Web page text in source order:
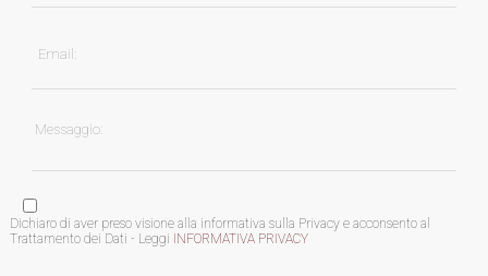
Dichiaro di aver preso visione alla informativa sulla Privacy e acconsento al
Trattamento dei Dati - Leggi INFORMATIVA PRIVACY